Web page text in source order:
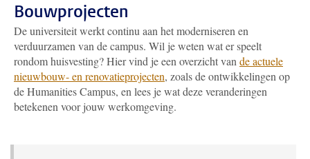
Bouwprojecten
De universiteit werkt continu aan het moderniseren en
verduurzamen van de campus. Wil je weten wat er speelt
rondom huisvesting? Hier vind je een overzicht van de actuele
nieuwbouw- en renovatieprojecten, zoals de ontwikkelingen op
de Humanities Campus, en lees je wat deze veranderingen
betekenen voor jouw werkomgeving.